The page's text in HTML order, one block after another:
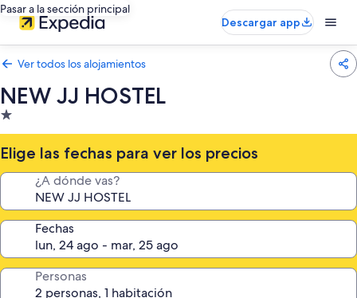
Pasar a la sección principal
Descargar app
Ver todos los alojamientos
NEW JJ HOSTEL
Alojamiento
de
1.0 estrella
Elige las fechas para ver los precios
¿A dónde vas?
Fechas
Personas